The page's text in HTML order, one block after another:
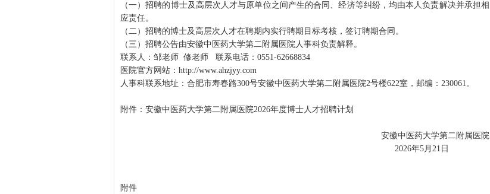
（一）招聘的博士及高层次人才与原单位之间产生的合同、经济等纠纷，均由本人负责解决并承担相
应责任。
（二）招聘的博士及高层次人才在聘期内实行聘期目标考核，签订聘期合同。
（三）招聘公告由安徽中医药大学第二附属医院人事科负责解释。
联系人：邹老师 修老师 联系电话：0551-62668834
医院官方网站：http://www.ahzjyy.com
人事科联系地址：合肥市寿春路300号安徽中医药大学第二附属医院2号楼622室，邮编：230061。
附件：安徽中医药大学第二附属医院2026年度博士人才招聘计划
安徽中医药大学第二附属医院
2026年5月21日
附件